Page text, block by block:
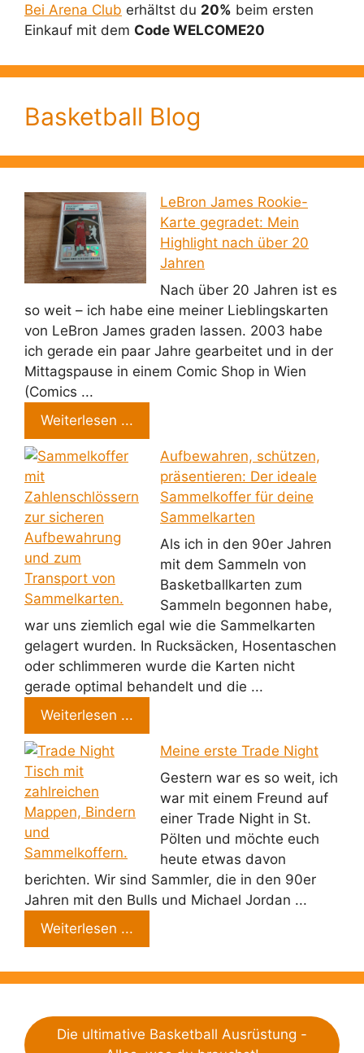
Bei Arena Club erhältst du 20% beim ersten
Einkauf mit dem Code WELCOME20
Basketball Blog
LeBron James Rookie-
Karte gegradet: Mein
Highlight nach über 20
Jahren
Nach über 20 Jahren ist es
so weit – ich habe eine meiner Lieblingskarten
von LeBron James graden lassen. 2003 habe
ich gerade ein paar Jahre gearbeitet und in der
Mittagspause in einem Comic Shop in Wien
(Comics ...
Weiterlesen ...
Aufbewahren, schützen,
präsentieren: Der ideale
Sammelkoffer für deine
Sammelkarten
Als ich in den 90er Jahren
mit dem Sammeln von
Basketballkarten zum
Sammeln begonnen habe,
war uns ziemlich egal wie die Sammelkarten
gelagert wurden. In Rucksäcken, Hosentaschen
oder schlimmeren wurde die Karten nicht
gerade optimal behandelt und die ...
Weiterlesen ...
Meine erste Trade Night
Gestern war es so weit, ich
war mit einem Freund auf
einer Trade Night in St.
Pölten und möchte euch
heute etwas davon
berichten. Wir sind Sammler, die in den 90er
Jahren mit den Bulls und Michael Jordan ...
Weiterlesen ...
Die ultimative Basketball Ausrüstung -